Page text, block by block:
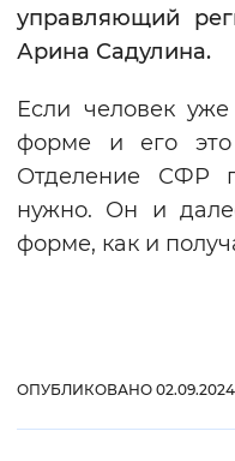
управляющий
Арина Садулина.
Если человек
форме и его это
Отделение СФР
нужно. Он и
форме, как и
ОПУБЛИКОВАНО 02.09.2024